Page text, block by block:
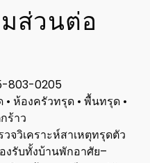
ส่วนต่อ
803-0205
ห้องครัวทรุด • พื้นทรุด •
ร้าว
จวิเคราะห์สาเหตุทรุดตัว
งรับทั้งบ้านพักอาศัย–